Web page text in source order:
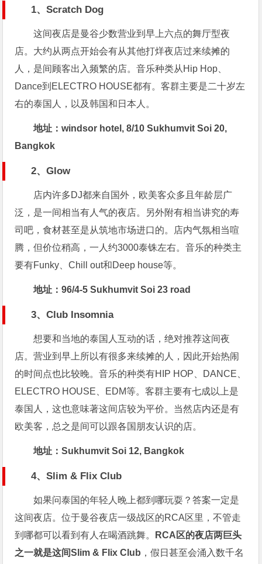
1、Scratch Dog
这间夜店是曼谷少数营业到早上六点的舞厅型夜
店。大约从两点开始会有从其他打烊夜店过来续摊的
人，是间顾客出入频繁的店。音乐种类从Hip Hop、
Dance到ELECTRO HOUSE都有。客群主要是二十岁左
右的泰国人，以及韩国和日本人。
地址：windsor hotel, 8/10 Sukhumvit Soi 20,
Bangkok
2、Glow
店内许多DJ都来自国外，欧美客众多且年龄层广
泛，是一间相当有人气的夜店。另外附有相当讲究的寿
司吧，食材甚至是从筑地市场进口的。店内气氛相当喧
腾，但价位稍高，一人约3000泰铢左右。音乐的种类主
要有Funky、Chill out和Deep house等。
地址：96/4-5 Sukhumvit Soi 23 road
3、Club Insomnia
想要和当地的泰国人互动的话，绝对推荐这间夜
店。营业到早上所以有很多来续摊的人，因此开始热闹
的时间点也比较晚。音乐的种类有HIP HOP、DANCE、
ELECTRO HOUSE、EDM等。客群主要有七成以上是
泰国人，这也意味著这间店较为平价。当然店内还是有
欧美客，总之是间可以跟各国朋友认识的店。
地址：Sukhumvit Soi 12, Bangkok
4、Slim & Flix Club
如果问泰国的年轻人晚上都到哪玩耍？答案一定是
这间夜店。位于曼谷夜店一级战区的RCA区里，不管走
到哪都可以看到有人在喝酒跳舞。
RCA区的夜店两巨头
之一就是这间Slim & Flix Club ，假日甚至会涌入数千名